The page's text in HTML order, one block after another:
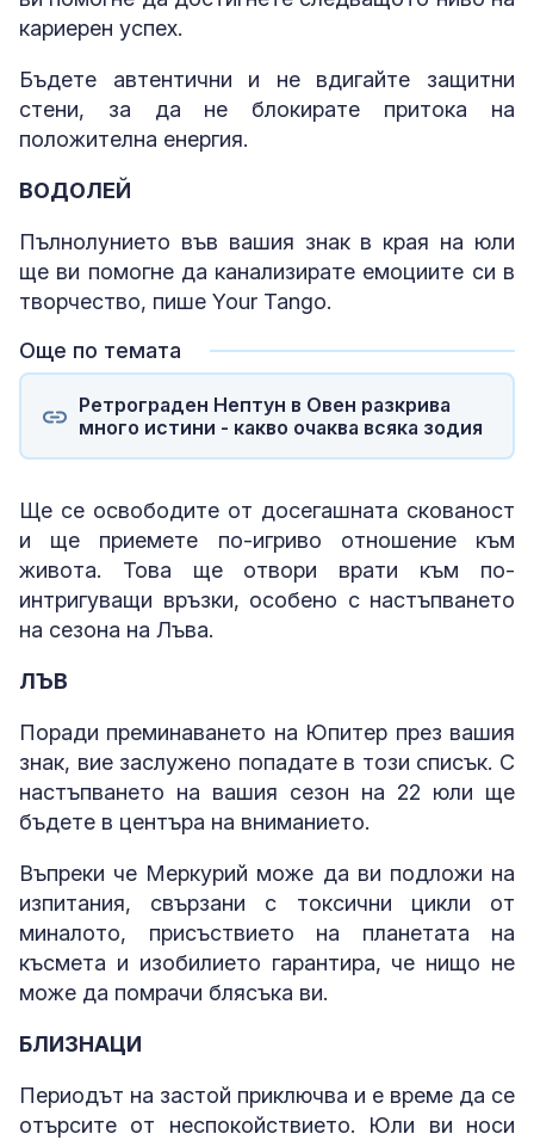
кариерен успех.
Бъдете автентични и не вдигайте защитни
стени, за да не блокирате притока на
положителна енергия.
ВОДОЛЕЙ
Пълнолунието във вашия знак в края на юли
ще ви помогне да канализирате емоциите си в
творчество, пише Your Tango.
Още по темата
Ретрограден Нептун в Овен разкрива
много истини - какво очаква всяка зодия
Ще се освободите от досегашната скованост
и ще приемете по-игриво отношение към
живота. Това ще отвори врати към по-
интригуващи връзки, особено с настъпването
на сезона на Лъва.
ЛЪВ
Поради преминаването на Юпитер през вашия
знак, вие заслужено попадате в този списък. С
настъпването на вашия сезон на 22 юли ще
бъдете в центъра на вниманието.
Въпреки че Меркурий може да ви подложи на
изпитания, свързани с токсични цикли от
миналото, присъствието на планетата на
късмета и изобилието гарантира, че нищо не
може да помрачи блясъка ви.
БЛИЗНАЦИ
Периодът на застой приключва и е време да се
отърсите от неспокойствието. Юли ви носи